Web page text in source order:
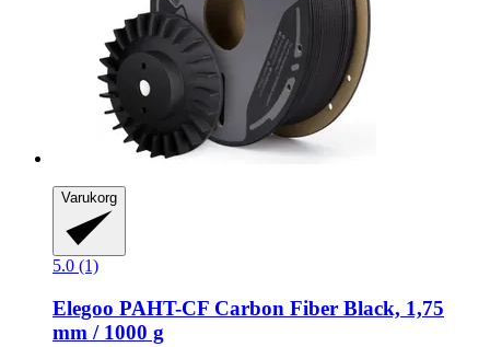
Varukorg
5.0 (1)
Elegoo PAHT-​CF Carbon Fiber Black, 1,75
mm / 1000 g